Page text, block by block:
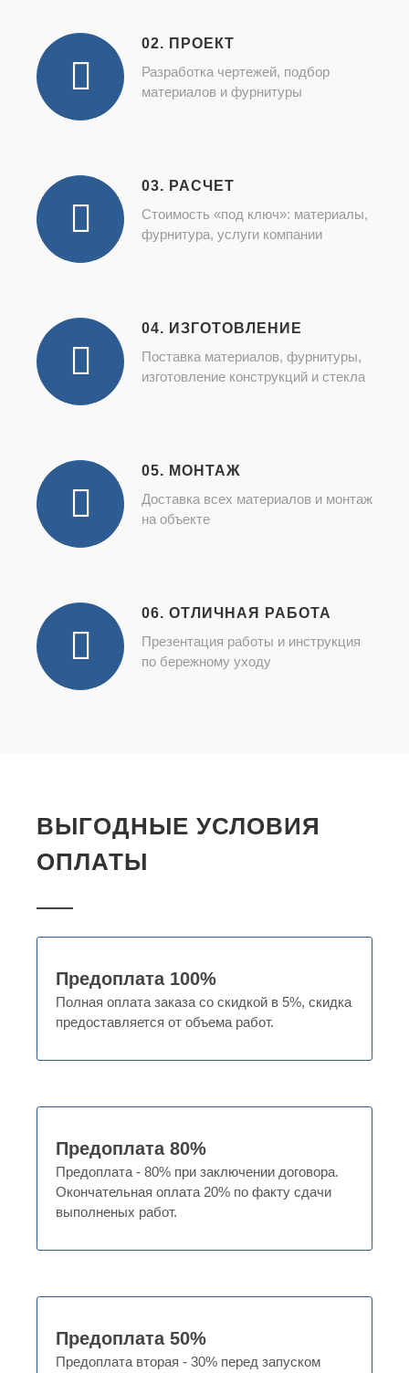
02. ПРОЕКТ
Разработка чертежей, подбор
материалов и фурнитуры
03. РАСЧЕТ
Стоимость «под ключ»: материалы,
фурнитура, услуги компании
04. ИЗГОТОВЛЕНИЕ
Поставка материалов, фурнитуры,
изготовление конструкций и стекла
05. МОНТАЖ
Доставка всех материалов и монтаж
на объекте
06. ОТЛИЧНАЯ РАБОТА
Презентация работы и инструкция
по бережному уходу
ВЫГОДНЫЕ УСЛОВИЯ
ОПЛАТЫ
Предоплата 100%
Полная оплата заказа со скидкой в 5%, скидка
предоставляется от объема работ.
Предоплата 80%
Предоплата - 80% при заключении договора.
Окончательная оплата 20% по факту сдачи
выполненых работ.
Предоплата 50%
Предоплата вторая - 30% перед запуском